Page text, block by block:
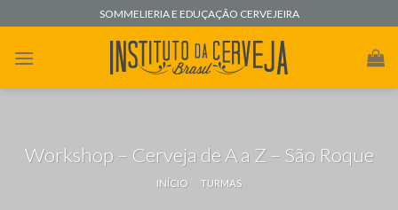
to
content
SOMMELIERIA E EDUÇAÇÃO CERVEJEIRA
Workshop – Cerveja de A a Z – São Roque
INÍCIO TURMAS